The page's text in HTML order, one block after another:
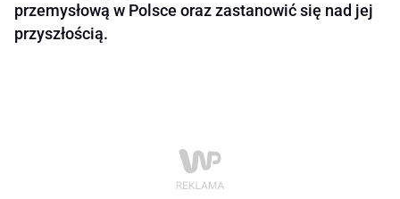
przemysłową w Polsce oraz zastanowić się nad jej
przyszłością.